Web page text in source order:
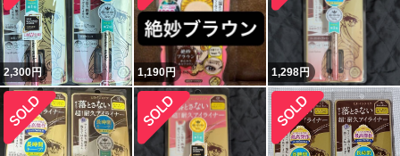
2,300円 1,190円 1,298円